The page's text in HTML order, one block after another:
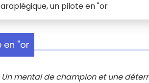
un pilote en "or
en "or
mental de champion et une